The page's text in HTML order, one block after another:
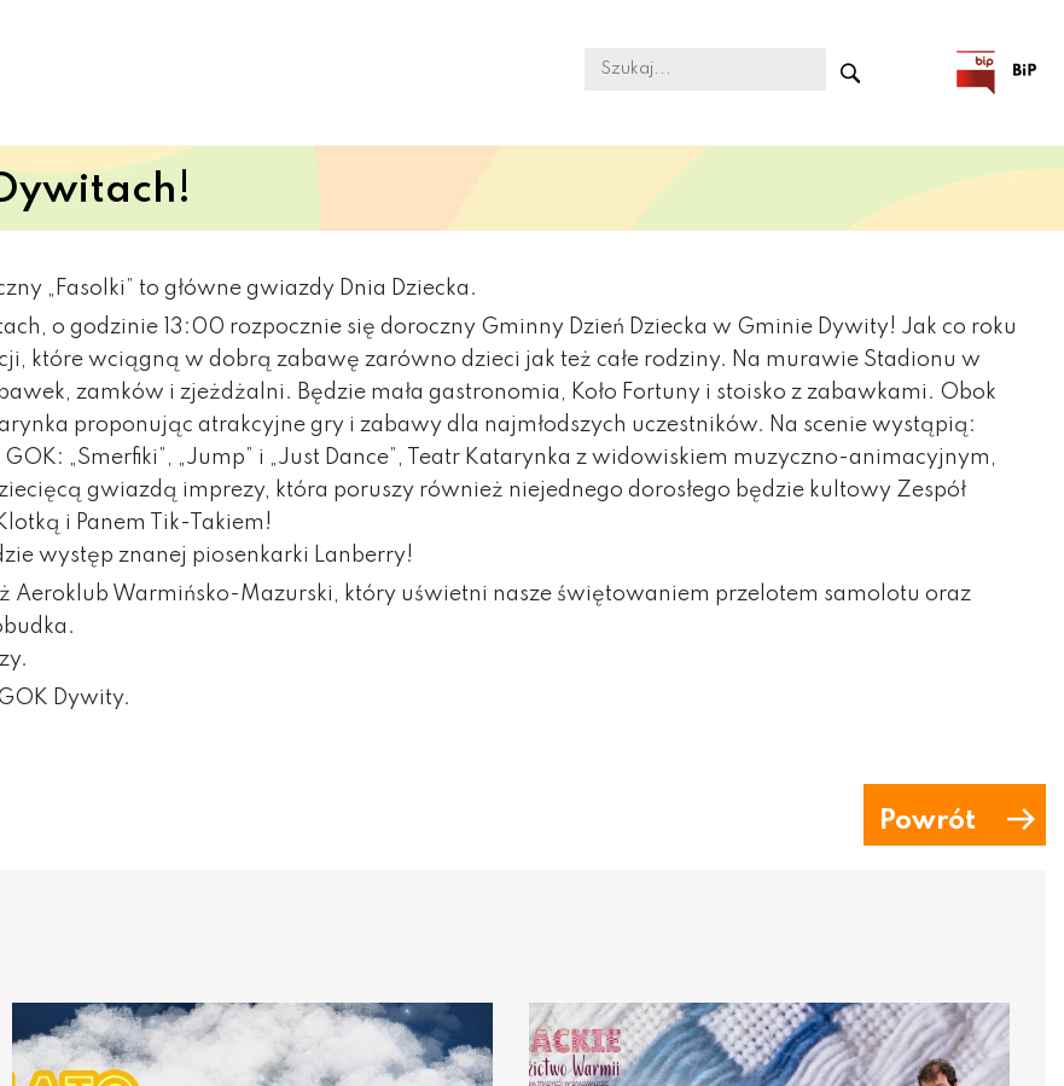
„Fasolki” to główne gwiazdy Dnia Dziecka.
o godzinie 13:00 rozpocznie się doroczny Gminny Dzień Dziecka w Gminie Dywity! Jak co roku
które wciągną w dobrą zabawę zarówno dzieci jak też całe rodziny. Na murawie Stadionu w
zamków i zjeżdżalni. Będzie mała gastronomia, Koło Fortuny i stoisko z zabawkami. Obok
proponując atrakcyjne gry i zabawy dla najmłodszych uczestników. Na scenie wystąpią:
„Smerfiki”, „Jump” i „Just Dance”, Teatr Katarynka z widowiskiem muzyczno-animacyjnym,
gwiazdą imprezy, która poruszy również niejednego dorosłego będzie kultowy Zespół
i Panem Tik-Takiem!
występ znanej piosenkarki Lanberry!
Aeroklub Warmińsko-Mazurski, który uświetni nasze świętowaniem przelotem samolotu oraz
Dywity.
Powrót